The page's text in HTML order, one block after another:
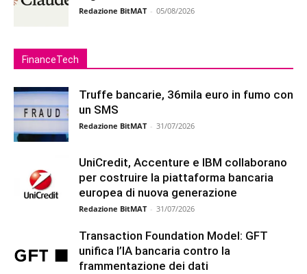
Redazione BitMAT - 05/08/2026
FinanceTech
Truffe bancarie, 36mila euro in fumo con
un SMS
Redazione BitMAT - 31/07/2026
UniCredit, Accenture e IBM collaborano
per costruire la piattaforma bancaria
europea di nuova generazione
Redazione BitMAT - 31/07/2026
Transaction Foundation Model: GFT
unifica l’IA bancaria contro la
frammentazione dei dati